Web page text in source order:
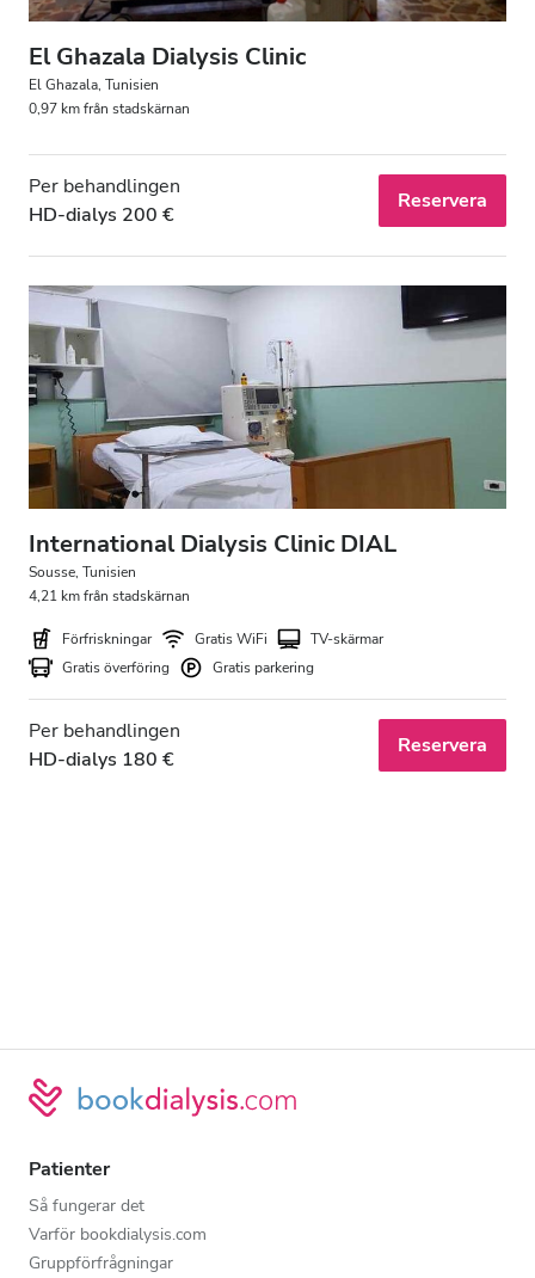
El Ghazala Dialysis Clinic
El Ghazala, Tunisien
0,97 km från stadskärnan
Per behandlingen
HD-dialys 200 €
Reservera
International Dialysis Clinic DIAL
Sousse, Tunisien
4,21 km från stadskärnan
Förfriskningar Gratis WiFi
TV-skärmar
Gratis överföring
Gratis parkering
Per behandlingen
HD-dialys 180 €
Reservera
Patienter
Så fungerar det
Varför bookdialysis.com
Gruppförfrågningar